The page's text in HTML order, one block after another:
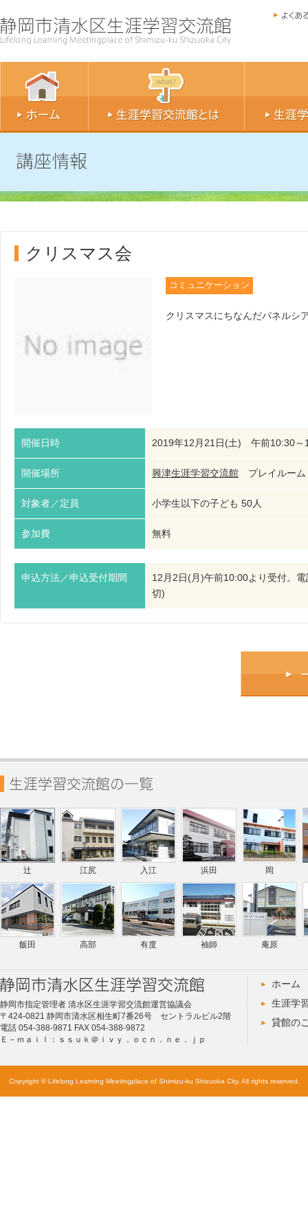
クリスマス会
コミュニケーション
クリスマスにちなんだパネルシ
開催日時 2019年12月21日(土) 午前10:30～
開催場所 興津生涯学習交流館 プレイルー
対象者／定員 小学生以下の子ども 50人
参加費 無料
申込方法／申込受付期間
12月2日(月)午前10:00より受付。
切)
辻 江尻 入江 浜田 岡
飯田 高部 有度 袖師 庵原
静岡市指定管理者 清水区生涯学習交流館運営協議会
〒424-0821 静岡市清水区相生町7番26号 セントラルビル2階
電話 054-388-9871 FAX 054-388-9872
Ｅ－ｍａｉｌ：ｓｓｕｋ＠ｉｖｙ．ｏｃｎ．ｎｅ．ｊｐ
ホーム
生涯学
貸館の
Copyright © Lifelong Learning Meetingplace of Shimizu-ku Shizuoka City. All rights reserved.